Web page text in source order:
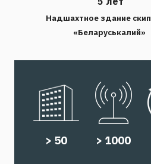
Надшахтное здание
«Беларуськалий»
> 50 > 1000